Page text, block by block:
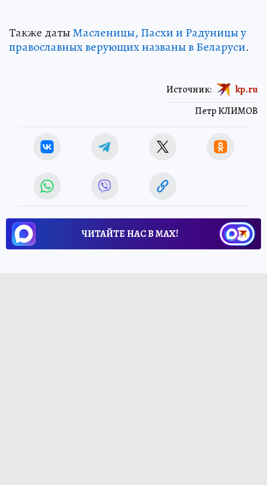
Также датыМасленицы, Пасхи и Радуницы у
православных верующих названы в Беларуси.
Петр КЛИМОВ
Источник: kp.ru
ЧИТАЙТЕ НАС В МАХ!